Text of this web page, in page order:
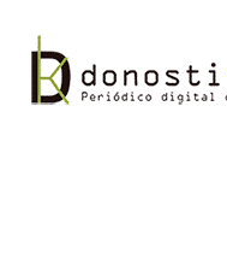
contenido